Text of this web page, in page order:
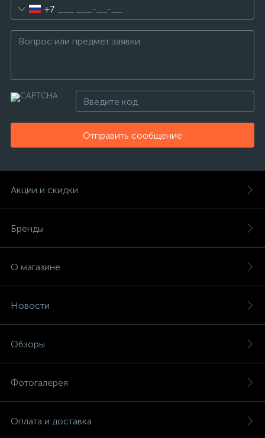
+7
Отправить сообщение
Акции и скидки
Бренды
О магазине
Новости
Обзоры
Фотогалерея
Оплата и доставка